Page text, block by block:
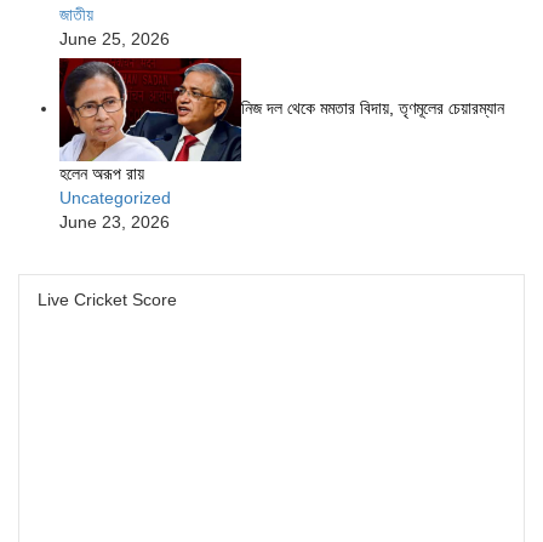
জাতীয়
June 25, 2026
নিজ দল থেকে মমতার বিদায়, তৃণমূলের চেয়ারম্যান
হলেন অরূপ রায়
Uncategorized
June 23, 2026
Live Cricket Score